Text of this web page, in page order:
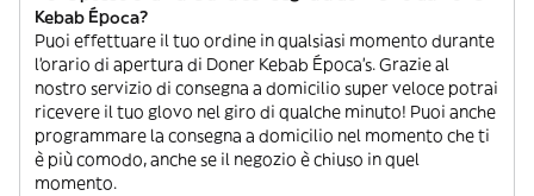
Kebab Época?
Puoi effettuare il tuo ordine in qualsiasi momento durante
l’orario di apertura di Doner Kebab Época’s. Grazie al
nostro servizio di consegna a domicilio super veloce potrai
ricevere il tuo glovo nel giro di qualche minuto! Puoi anche
programmare la consegna a domicilio nel momento che ti
è più comodo, anche se il negozio è chiuso in quel
momento.